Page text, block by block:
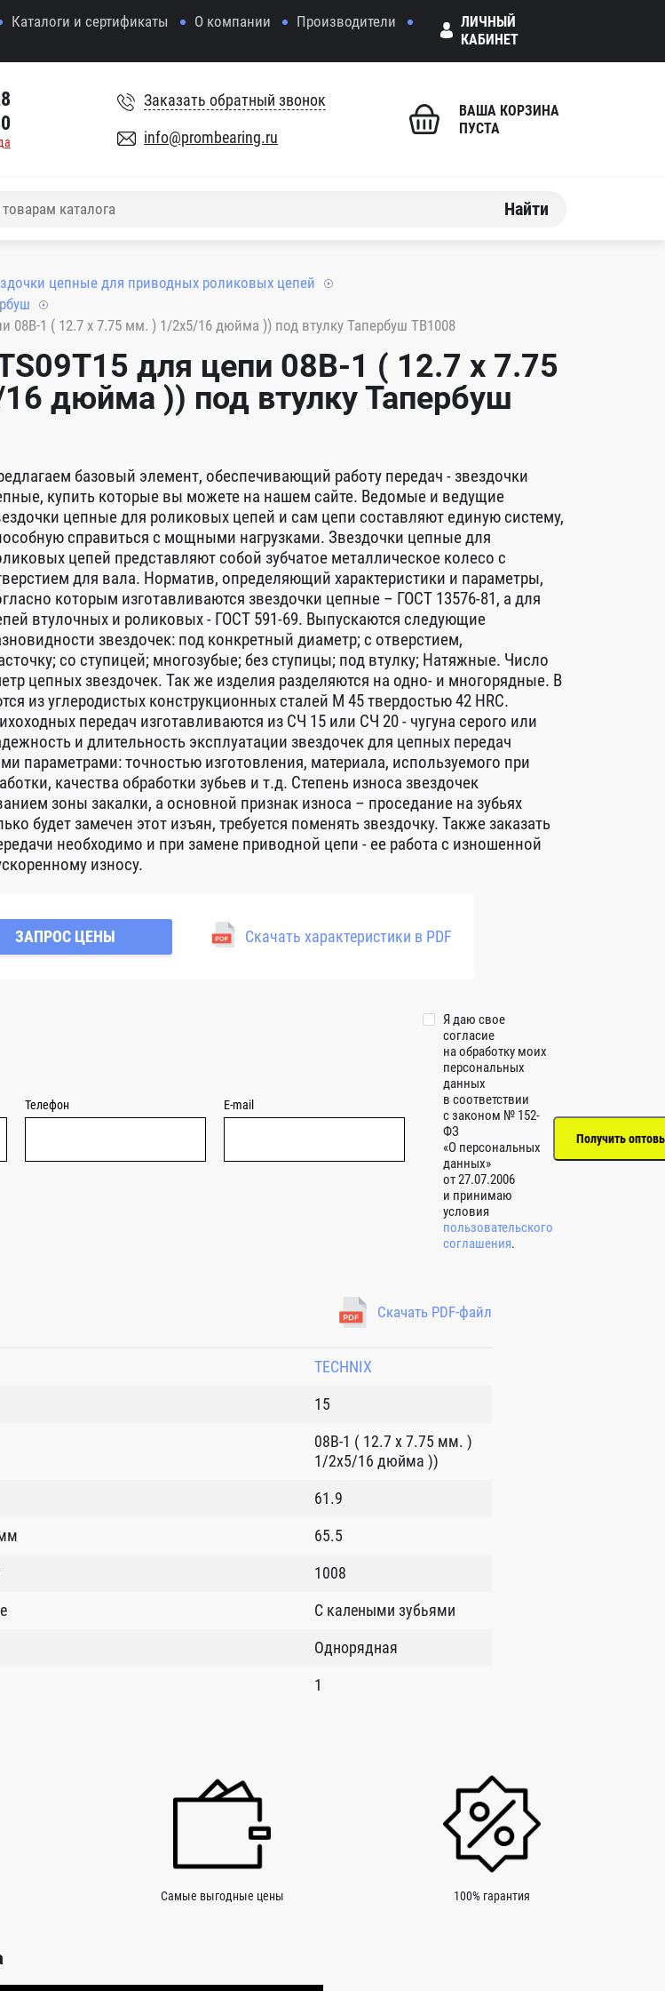
Каталоги и сертификаты О компании
Производители
ЛИЧНЫЙ
КАБИНЕТ
Заказать обратный звонок
info@prombearing.ru
ВАША КОРЗИНА
ПУСТА
Найти
цепные для приводных роликовых цепей
08B-1 ( 12.7 x 7.75 мм. ) 1/2x5/16 дюйма )) под втулку Тапербуш TB1008
для цепи 08B-1 ( 12.7 x 7.75
дюйма )) под втулку Тапербуш
базовый элемент, обеспечивающий работу передач - звездочки
купить которые вы можете на нашем сайте. Ведомые и ведущие
цепные для роликовых цепей и сам цепи составляют единую систему,
справиться с мощными нагрузками. Звездочки цепные для
цепей представляют собой зубчатое металлическое колесо с
для вала. Норматив, определяющий характеристики и параметры,
которым изготавливаются звездочки цепные – ГОСТ 13576-81, а для
втулочных и роликовых - ГОСТ 591-69. Выпускаются следующие
звездочек: под конкретный диаметр; с отверстием,
со ступицей; многозубые; без ступицы; под втулку; Натяжные. Число
цепных звездочек. Так же изделия разделяются на одно- и многорядные. В
из углеродистых конструкционных сталей М 45 твердостью 42 HRC.
передач изготавливаются из СЧ 15 или СЧ 20 - чугуна серого или
и длительность эксплуатации звездочек для цепных передач
параметрами: точностью изготовления, материала, используемого при
качества обработки зубьев и т.д. Степень износа звездочек
зоны закалки, а основной признак износа – проседание на зубьях
будет замечен этот изъян, требуется поменять звездочку. Также заказать
необходимо и при замене приводной цепи - ее работа с изношенной
износу.
ЗАПРОС ЦЕНЫ Скачать характеристики в PDF
Телефон E-mail
Я даю свое
согласие
на обработку моих
персональных
данных
в соответствии
с законом № 152-
ФЗ
«О персональных
данных»
от 27.07.2006
и принимаю
условия
пользовательского
соглашения.
Скачать PDF-файл
TECHNIX
15
08B-1 ( 12.7 x 7.75 мм. )
1/2x5/16 дюйма ))
61.9
65.5
1008
С калеными зубьями
Однорядная
1
Самые выгодные цены 100% гарантия